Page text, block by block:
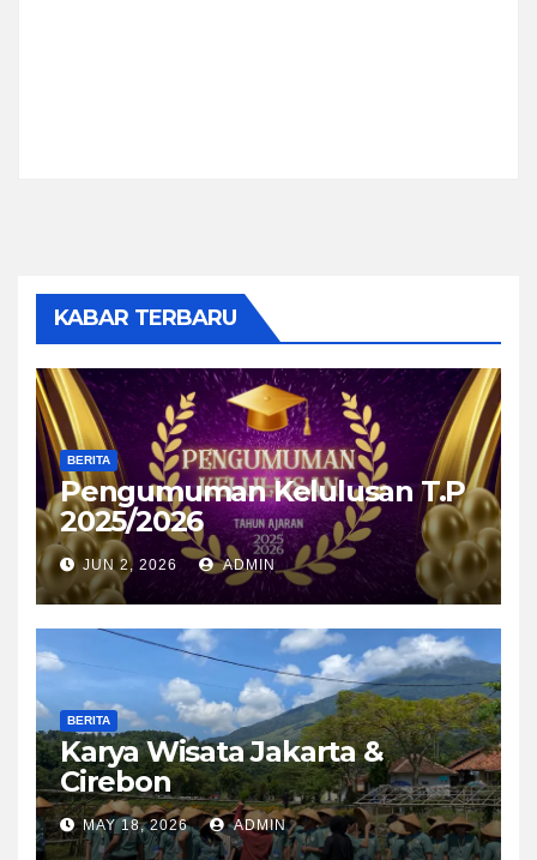
KABAR TERBARU
BERITA
Pengumuman Kelulusan T.P
2025/2026
JUN 2, 2026 ADMIN
BERITA
Karya Wisata Jakarta &
Cirebon
MAY 18, 2026 ADMIN